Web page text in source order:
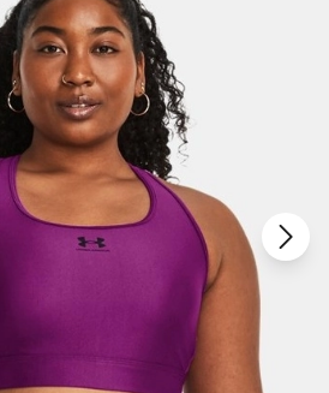
Giriş Yap
Parolayı Yenile
Giriş Sayfasına Dön
Zaten hesabın var mı? Giriş yap